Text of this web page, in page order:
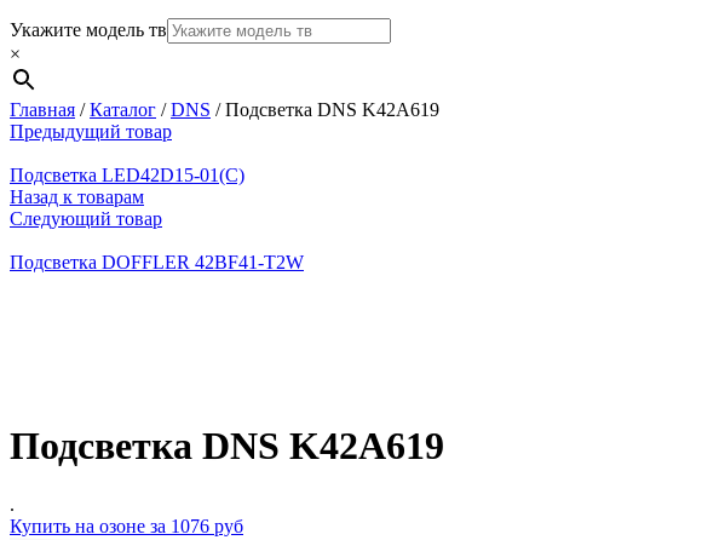
Укажите модель тв
×
Главная /Каталог /DNS /Подсветка DNS K42A619
Предыдущий товар
Подсветка LED42D15-01(C)
Назад к товарам
Следующий товар
Подсветка DOFFLER 42BF41-T2W
Подсветка DNS K42A619
.
Купить на озоне за 1076 руб